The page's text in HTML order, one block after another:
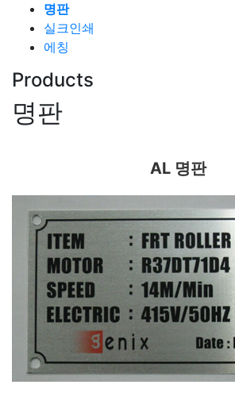
명판
실크인쇄
에칭
Products
명판
AL 명판